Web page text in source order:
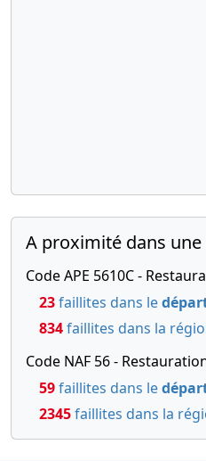
A proximité dans
Code APE 5610C -
23faillites dans le
834faillites dans la
Code NAF 56 -
59faillites dans le
2345faillites dans la